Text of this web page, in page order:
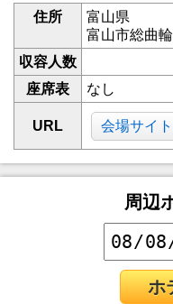
住所
富山県
富山市総曲
収容人数
座席表
なし
URL 会場サイ
周辺
ホ